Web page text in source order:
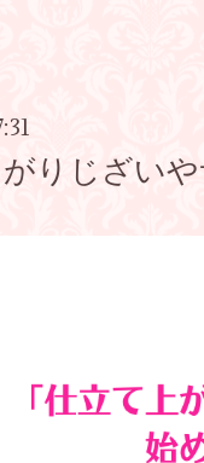
がりじざい